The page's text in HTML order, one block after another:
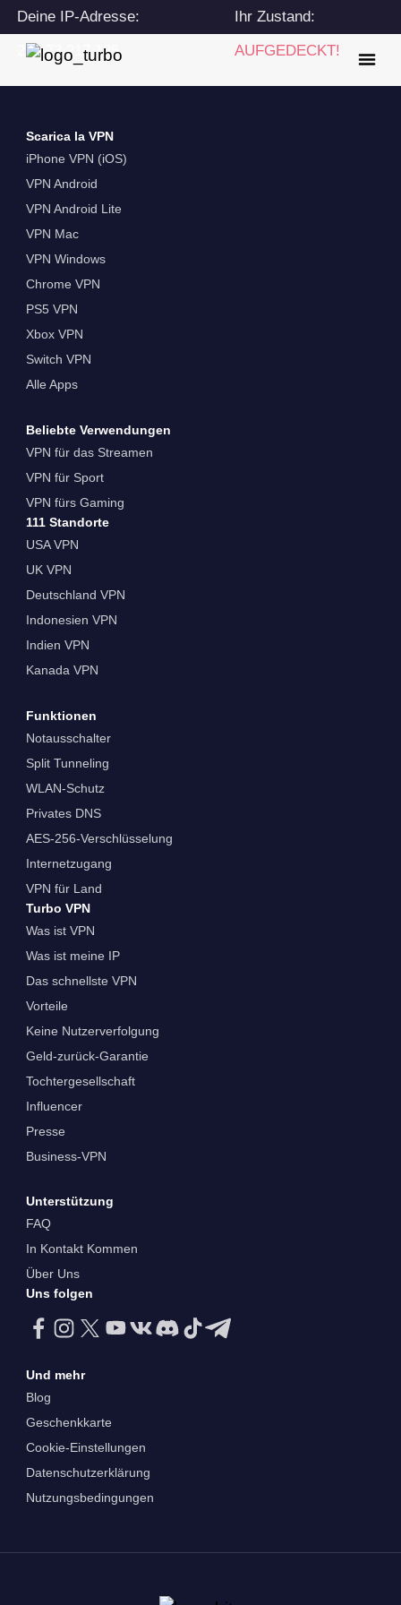
Deine IP-Adresse:
216.73.217.135
Ihr Zustand:
AUFGEDECKT!
Scarica la VPN
iPhone VPN (iOS)
VPN Android
VPN Android Lite
VPN Mac
VPN Windows
Chrome VPN
PS5 VPN
Xbox VPN
Switch VPN
Alle Apps
Beliebte Verwendungen
VPN für das Streamen
VPN für Sport
VPN fürs Gaming
111 Standorte
USA VPN
UK VPN
Deutschland VPN
Indonesien VPN
Indien VPN
Kanada VPN
Funktionen
Notausschalter
Split Tunneling
WLAN-Schutz
Privates DNS
AES-256-Verschlüsselung
Internetzugang
VPN für Land
Turbo VPN
Was ist VPN
Was ist meine IP
Das schnellste VPN
Vorteile
Keine Nutzerverfolgung
Geld-zurück-Garantie
Tochtergesellschaft
Influencer
Presse
Business-VPN
Unterstützung
FAQ
In Kontakt Kommen
Über Uns
Uns folgen
Und mehr
Blog
Geschenkkarte
Cookie-Einstellungen
Datenschutzerklärung
Nutzungsbedingungen